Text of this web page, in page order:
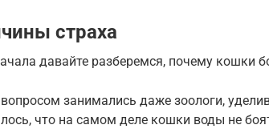
страха
давайте разберемся, почему кошки
занимались даже зоологи,
что на самом деле кошки воды не